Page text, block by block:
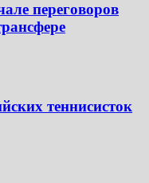
переговоров
теннисисток